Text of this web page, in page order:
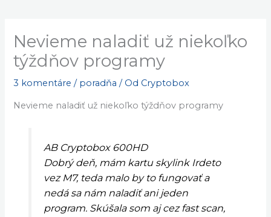
Nevieme naladiť už niekoľko
týždňov programy
3 komentáre / poradňa / Od Cryptobox
Nevieme naladiť už niekoľko týždňov programy
AB Cryptobox 600HD
Dobrý deň, mám kartu skylink Irdeto
vez M7, teda malo by to fungovať a
nedá sa nám naladiť ani jeden
program. Skúšala som aj cez fast scan,